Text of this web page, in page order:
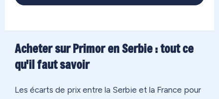
Acheter sur Primor en Serbie : tout ce
qu'il faut savoir
Les écarts de prix entre la Serbie et la France pour